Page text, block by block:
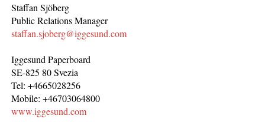
Staffan Sjöberg
Public Relations Manager
staffan.sjoberg@iggesund.com
Iggesund Paperboard
SE-825 80 Svezia
Tel: +4665028256
Mobile: +46703064800
www.iggesund.com